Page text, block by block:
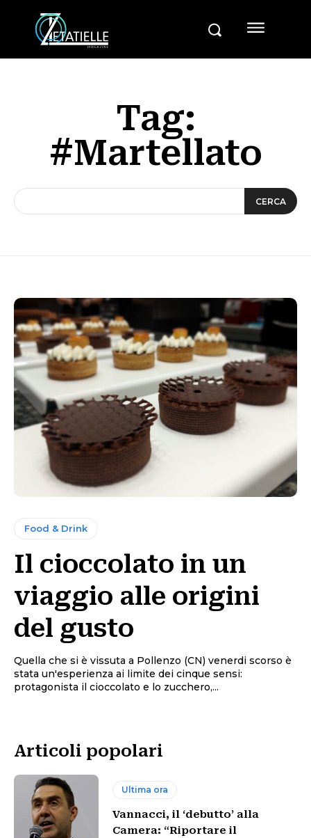
Tag:
#Martellato
CERCA
Food & Drink
Il cioccolato in un
viaggio alle origini
del gusto
Quella che si è vissuta a Pollenzo (CN) venerdi scorso è
stata un'esperienza ai limite dei cinque sensi:
protagonista il cioccolato e lo zucchero,...
Articoli popolari
Ultima ora
Vannacci, il ‘debutto’ alla
Camera: “Riportare il